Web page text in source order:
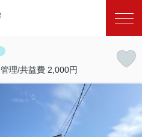
管理/共益費 2,000円